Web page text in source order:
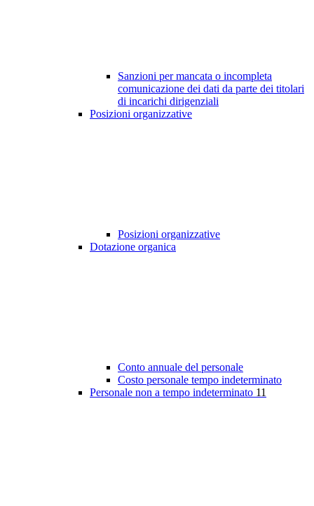
Sanzioni per mancata o incompleta
comunicazione dei dati da parte dei titolari
di incarichi dirigenziali
Posizioni organizzative
Posizioni organizzative
Dotazione organica
Conto annuale del personale
Costo personale tempo indeterminato
Personale non a tempo indeterminato 11